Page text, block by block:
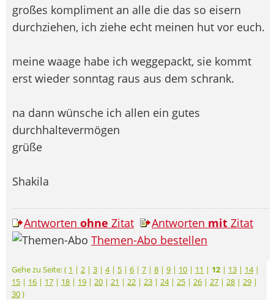
großes kompliment an alle die das so eisern
durchziehen, ich ziehe echt meinen hut vor euch.
meine waage habe ich weggepackt, sie kommt
erst wieder sonntag raus aus dem schrank.
na dann wünsche ich allen ein gutes
durchhaltevermögen
grüße
Shakila
Antworten ohne Zitat Antworten mit Zitat
Themen-Abo bestellen
Gehe zu Seite: ( 1 | 2 | 3 | 4| 5 | 6 | 7 | 8 | 9 | 10 | 11 | 12 | 13 | 14|
15 | 16 | 17 | 18 | 19 | 20 | 21 | 22 | 23 | 24| 25 | 26 | 27 | 28 | 29 |
30)